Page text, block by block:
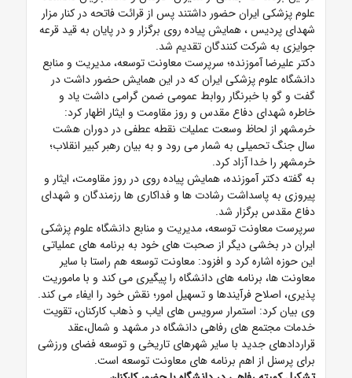
علوم پزشکی ایران حضور داشتند پس از قرائت فاتحه در کنار مزار
شهدای پردیس ، همایش پیاده روی برگزار و در پایان به قید قرعه
جوایزی به شرکت کنندگان تقدیم شد.
دکتر علیرضا آموزنده؛ سرپرست معاونت توسعه، مدیریت و منابع
دانشگاه علوم پزشکی ایران که در این همایش حضور داشت در
گفت و گو با خبرنگار روابط عمومی ضمن گرامی داشت یاد و
خاطره شهدای دفاع مقدس و روز مقاومت و ایثار اظهار کرد:
خرمشهر از لحاظ وسعت عملیات نقطه عطفی در دوران هشت
سال جنگ تحمیلی به شمار می رود و به بیان رهبر کبیر انقلاب؛
خرمشهر را خدا آزاد کرد.
به گفته دکتر آموزنده، همایش پیاده روی در روز مقاومت، ایثار و
پیروزی به پاسداشت رشادت ها و فداکاری ها رزمندگان و شهدای
دفاع مقدس برگزار شد.
سرپرست معاونت توسعه، مدیریت و منابع دانشگاه علوم پزشکی
ایران در بخشی دیگر از صحبت های خود به برنامه های عملیاتی
این حوزه اشاره کرد و افزود: معاونت توسعه هم راستا با سایر
معاونت ها، برنامه های دانشگاه را پیگیری می کند و با ماموریت
پذیری، اصلاح فرآیندها و تسهیل امور؛ نقش خود را ایفاء می کند.
وی بیان کرد: استمرار سرویس های ایاب و ذهاب کارکنان، تقویت
خدمات مجتمع های رفاهی دانشگاه در مشهد و شمال،عقد
قراردادهای جدید با سایر شهرهای تاریخی و توسعه فضای ورزشی
برای پرسنل از اهم برنامه های معاونت توسعه است.